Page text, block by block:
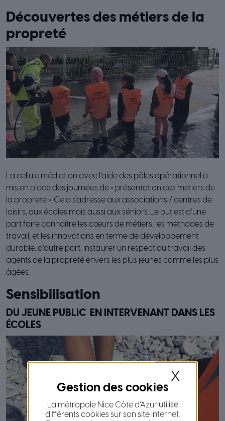
Découvertes des métiers de la
propreté
La cellule médiation avec l’aide des pôles opérationnel à
mis en place des journées de « présentation des métiers de
la propreté ». Cela s’adresse aux associations / centres de
loisirs, aux écoles mais aussi aux séniors. Le but est d’une
part faire connaitre les cœurs de métiers, les méthodes de
travail, et les innovations en terme de développement
durable, d’autre part, instaurer un respect du travail des
agents de la propreté envers les plus jeunes comme les plus
âgées.
Sensibilisation
DU JEUNE PUBLIC EN INTERVENANT DANS LES
ÉCOLES
X
La métropole Nice Côte d’Azur utilise
différents cookies sur son site internet.